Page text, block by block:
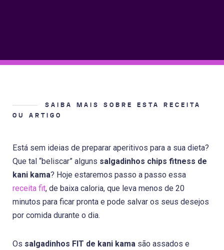
SAIBA MAIS SOBRE ESTA RECEITA
OU ARTIGO
Está sem ideias de preparar aperitivos para a sua dieta?
Que tal “beliscar” alguns salgadinhos chips fitness de
kani kama? Hoje estaremos passo a passo essa
receita fit, de baixa caloria, que leva menos de 20
minutos para ficar pronta e pode salvar os seus desejos
por comida durante o dia.
Os salgadinhos FIT de kani kama são assados e